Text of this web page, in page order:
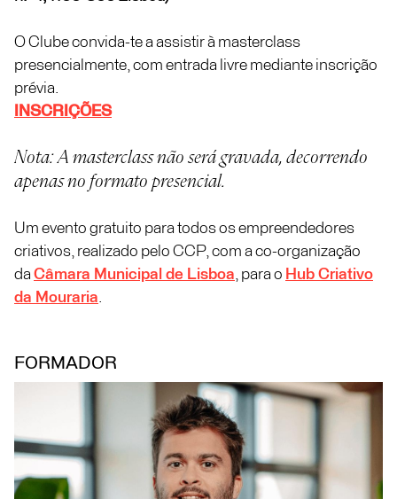
O Clube convida-te a assistir à masterclass
presencialmente, com entrada livre mediante inscrição
prévia.
INSCRIÇÕES
Nota: A masterclass não será gravada, decorrendo
apenas no formato presencial.
Um evento gratuito para todos os empreendedores
criativos, realizado pelo CCP, com a co-organização
da Câmara Municipal de Lisboa, para o Hub Criativo
da Mouraria.
FORMADOR